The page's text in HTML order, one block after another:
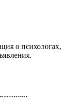
о психологах,